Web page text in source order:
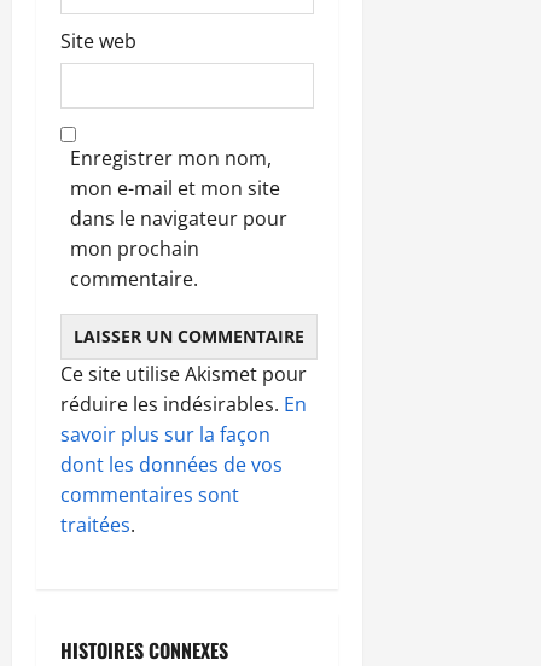
Site web
Enregistrer mon nom,
mon e-mail et mon site
dans le navigateur pour
mon prochain
commentaire.
Ce site utilise Akismet pour
réduire les indésirables. En
savoir plus sur la façon
dont les données de vos
commentaires sont
traitées.
HISTOIRES CONNEXES